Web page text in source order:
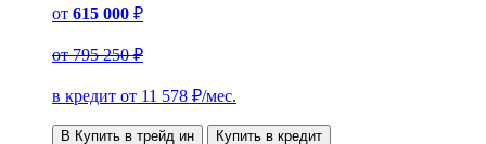
от 615 000 ₽
от795 250 ₽
в кредит от 11 578 ₽/мес.
В Купить в трейд ин Купить в кредит